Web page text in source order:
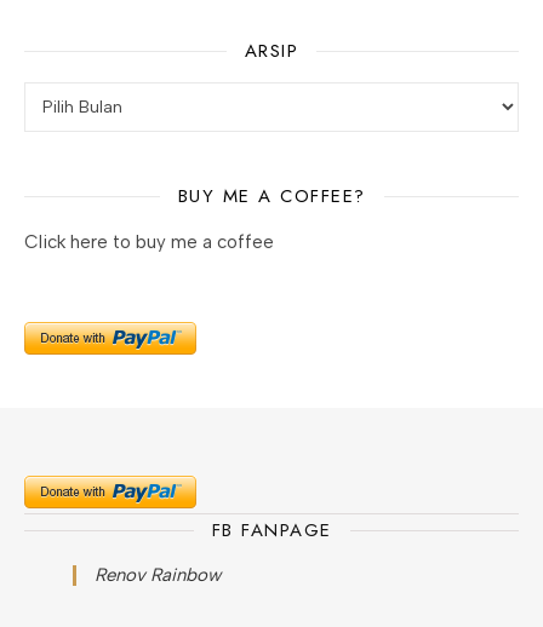
ARSIP
BUY ME A COFFEE?
Click here to buy me a coffee
FB FANPAGE
Renov Rainbow